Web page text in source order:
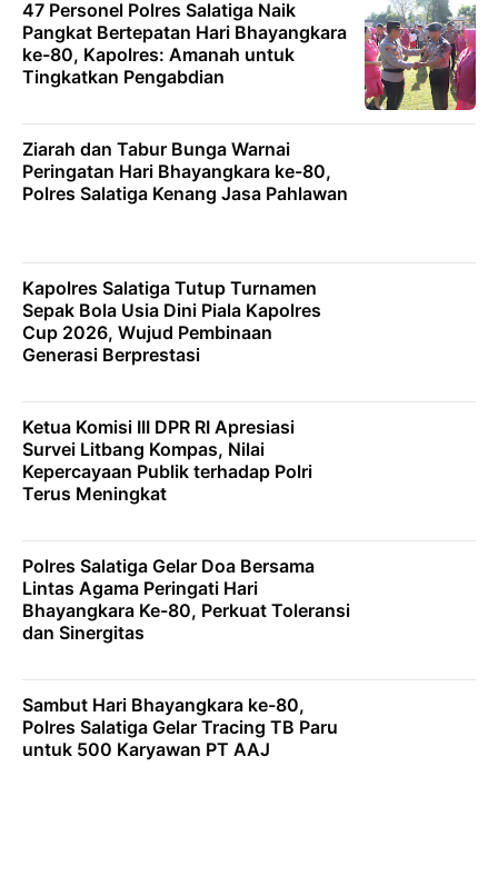
47 Personel Polres Salatiga Naik
Pangkat Bertepatan Hari Bhayangkara
ke-80, Kapolres: Amanah untuk
Tingkatkan Pengabdian
Ziarah dan Tabur Bunga Warnai
Peringatan Hari Bhayangkara ke-80,
Polres Salatiga Kenang Jasa Pahlawan
Kapolres Salatiga Tutup Turnamen
Sepak Bola Usia Dini Piala Kapolres
Cup 2026, Wujud Pembinaan
Generasi Berprestasi
Ketua Komisi III DPR RI Apresiasi
Survei Litbang Kompas, Nilai
Kepercayaan Publik terhadap Polri
Terus Meningkat
Polres Salatiga Gelar Doa Bersama
Lintas Agama Peringati Hari
Bhayangkara Ke-80, Perkuat Toleransi
dan Sinergitas
Sambut Hari Bhayangkara ke-80,
Polres Salatiga Gelar Tracing TB Paru
untuk 500 Karyawan PT AAJ